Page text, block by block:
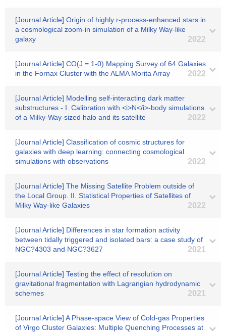
[Journal Article] Origin of highly r-process-enhanced stars in
a cosmological zoom-in simulation of a Milky Way-like
galaxy
2022
[Journal Article] CO(J = 1-0) Mapping Survey of 64 Galaxies
in the Fornax Cluster with the ALMA Morita Array
2022
[Journal Article] Modelling self-interacting dark matter
substructures - I. Calibration with <i>N</i>-body simulations
of a Milky-Way-sized halo and its satellite
2022
[Journal Article] Classification of cosmic structures for
galaxies with deep learning: connecting cosmological
simulations with observations
2022
[Journal Article] The Missing Satellite Problem outside of
the Local Group. II. Statistical Properties of Satellites of
Milky Way-like Galaxies
2022
[Journal Article] Differences in star formation activity
between tidally triggered and isolated bars: a case study of
NGC?4303 and NGC?3627
2021
[Journal Article] Testing the effect of resolution on
gravitational fragmentation with Lagrangian hydrodynamic
schemes
2021
[Journal Article] A Phase-space View of Cold-gas Properties
of Virgo Cluster Galaxies: Multiple Quenching Processes at